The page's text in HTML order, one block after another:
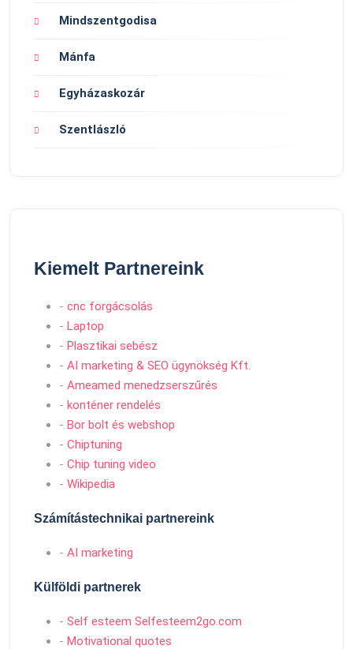
Mindszentgodisa
Mánfa
Egyházaskozár
Szentlászló
Kiemelt Partnereink
- cnc forgácsolás
- Laptop
- Plasztikai sebész
- AI marketing & SEO ügynökség Kft.
- Ameamed menedzserszűrés
- konténer rendelés
- Bor bolt és webshop
- Chiptuning
- Chip tuning video
- Wikipedia
Számítástechnikai partnereink
- AI marketing
Külföldi partnerek
- Self esteem Selfesteem2go.com
- Motivational quotes